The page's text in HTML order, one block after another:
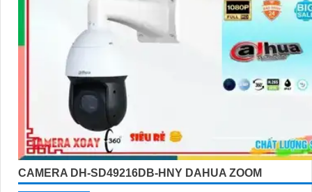
CAMERA DH-SD49216DB-HNY DAHUA ZOOM